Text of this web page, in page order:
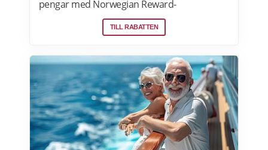
pengar med Norwegian Reward-
lojalitetsprogram. Tjäna Spenn och använd
dem för att få ännu billigare eller helt gratis
och Fast Track. Läs mer om
pensionärsrabatter och Norwegian Reward
här.
TILL RABATTEN